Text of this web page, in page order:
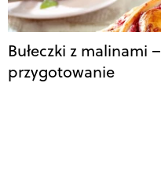
Bułeczki z malinami
przygotowanie